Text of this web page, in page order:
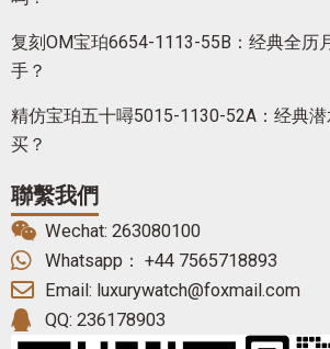
复刻OM宝珀6654-1113-55B：经典全历
手？
精仿宝珀五十噚5015-1130-52A：经典
买？
聯繫我們
Wechat: 263080100
Whatsapp： +44 7565718893
Email: luxurywatch@foxmail.com
QQ: 236178903